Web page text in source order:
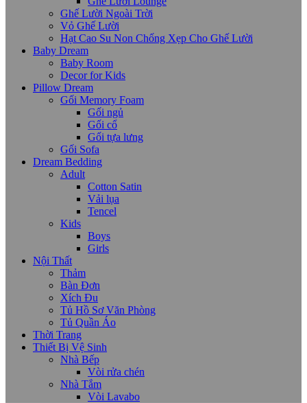
Ghế Lười Ngoài Trời
Vỏ Ghế Lười
Hạt Cao Su Non Chống Xẹp Cho Ghế Lười
Baby Dream
Baby Room
Decor for Kids
Pillow Dream
Gối Memory Foam
Gối ngủ
Gối cổ
Gối tựa lưng
Gối Sofa
Dream Bedding
Adult
Cotton Satin
Vải lụa
Tencel
Kids
Boys
Girls
Nội Thất
Thảm
Bàn Đơn
Xích Đu
Tủ Hồ Sơ Văn Phòng
Tủ Quần Áo
Thời Trang
Thiết Bị Vệ Sinh
Nhà Bếp
Vòi rửa chén
Nhà Tắm
Vòi Lavabo